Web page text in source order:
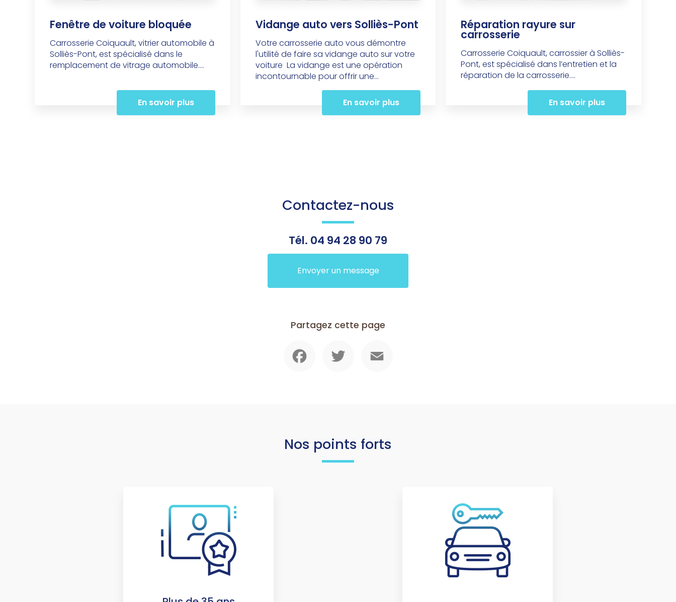
Fenêtre de voiture bloquée
Carrosserie Coiquault, vitrier automobile à
Solliès-Pont, est spécialisé dans le
remplacement de vitrage automobile....
En savoir plus
Vidange auto vers Solliès-Pont
Votre carrosserie auto vous démontre
l'utilité de faire sa vidange auto sur votre
voiture La vidange est une opération
incontournable pour offrir une...
En savoir plus
Réparation rayure sur
carrosserie
Carrosserie Coiquault, carrossier à Solliès-
Pont, est spécialisé dans l’entretien et la
réparation de la carrosserie....
En savoir plus
Contactez-nous
Tél. 04 94 28 90 79
Envoyer un message
Partagez cette page
Nos points forts